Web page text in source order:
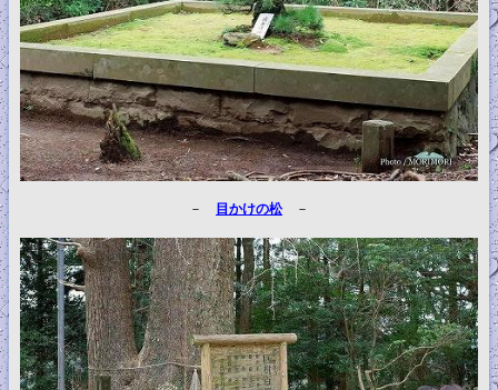
－ 目かけの松 －